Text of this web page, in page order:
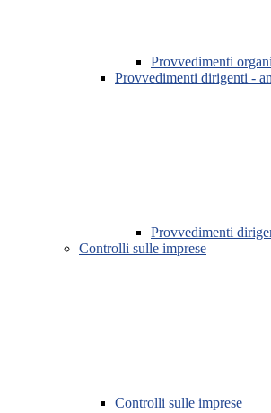
Provvedimenti
Provvedimenti dirigenti -
Provvedimenti
Controlli sulle imprese
Controlli sulle imprese